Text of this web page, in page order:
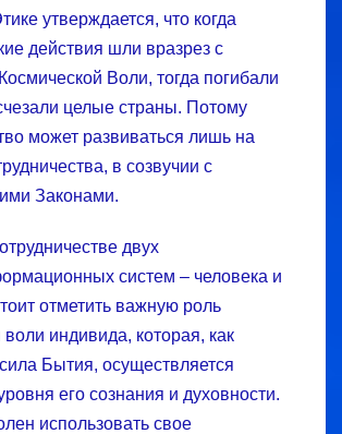
утверждается, что когда
действия шли вразрез с
Воли, тогда погибали
целые страны. Потому
может развиваться лишь на
в созвучии с
Законами.
двух
систем – человека и
отметить важную роль
индивида, которая, как
Бытия, осуще­ствляется
его сознания и духовности.
использовать свое